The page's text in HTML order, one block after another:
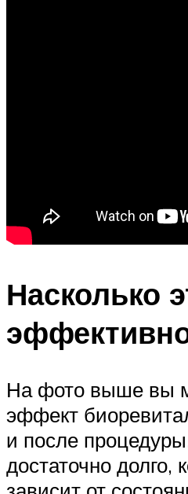
Насколько
На фото выше вы
эффект
и после
достаточно долго,